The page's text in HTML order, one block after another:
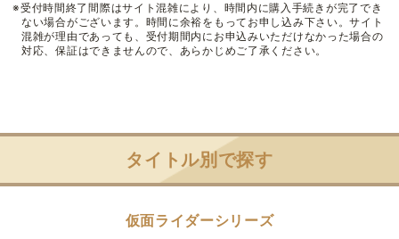
※受付時間終了間際はサイト混雑により、時間内に購入手続きが完了でき
ない場合がございます。時間に余裕をもってお申し込み下さい。サイト
混雑が理由であっても、受付期間内にお申込みいただけなかった場合の
対応、保証はできませんので、あらかじめご了承ください。
タイトル別で探す
仮面ライダーシリーズ